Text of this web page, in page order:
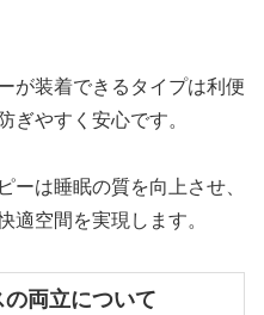
が装着できるタイプは利便
ぎやすく安心です。
ーは睡眠の質を向上させ、
適空間を実現します。
両立について